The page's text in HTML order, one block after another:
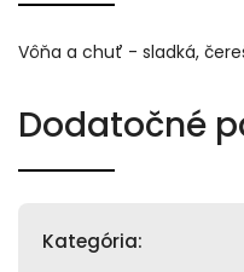
Vôňa a chuť - sladká,
Dodatočné
Kategória: